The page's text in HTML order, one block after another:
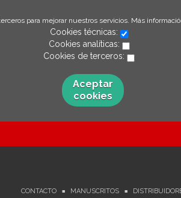
para mejorar nuestros servicios. Más
Cookies técnicas:
Cookies analíticas:
Cookies de terceros:
Aceptar
cookies
CONTACTO MANUSCRITOS